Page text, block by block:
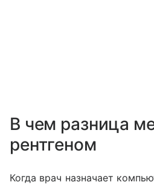
В чем разница
рентгеном
Когда врач назначает